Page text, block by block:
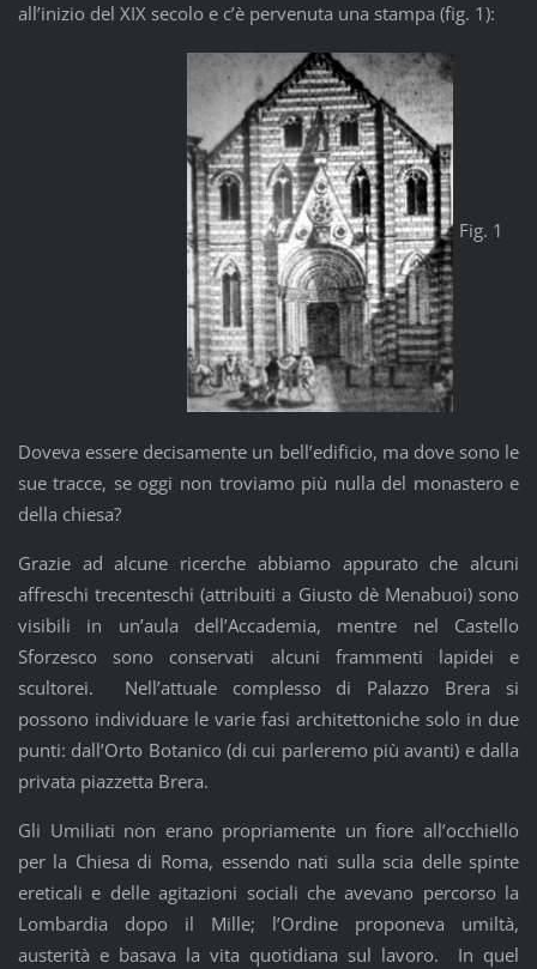
all’inizio del XIX secolo e c’è pervenuta una stampa (fig. 1):
Fig. 1
Doveva essere decisamente un bell’edificio, ma dove sono le
sue tracce, se oggi non troviamo più nulla del monastero e
della chiesa?
Grazie ad alcune ricerche abbiamo appurato che alcuni
affreschi trecenteschi (attribuiti a Giusto dè Menabuoi) sono
visibili in un’aula dell’Accademia, mentre nel Castello
Sforzesco sono conservati alcuni frammenti lapidei e
scultorei. Nell’attuale complesso di Palazzo Brera si
possono individuare le varie fasi architettoniche solo in due
punti: dall’Orto Botanico (di cui parleremo più avanti) e dalla
privata piazzetta Brera.
Gli Umiliati non erano propriamente un fiore all’occhiello
per la Chiesa di Roma, essendo nati sulla scia delle spinte
ereticali e delle agitazioni sociali che avevano percorso la
Lombardia dopo il Mille; l’Ordine proponeva umiltà,
austerità e basava la vita quotidiana sul lavoro. In quel